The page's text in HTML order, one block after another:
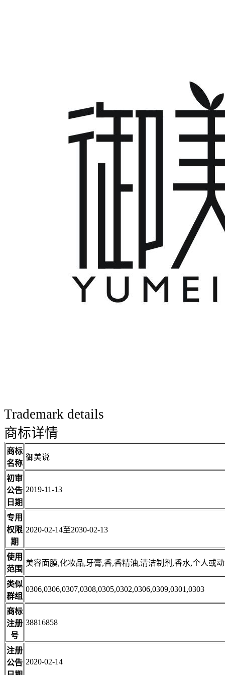
Trademark details
商标详情
商标
名称
御美说
初审
公告
日期
2019-11-13
专用
权限
期
2020-02-14至2030-02-13
使用
范围
美容面膜,化妆品,牙膏,香,香精油,清洁制剂,香水,个人或
类似
群组
0306,0306,0307,0308,0305,0302,0306,0309,0301,0303
商标
注册
号
38816858
注册
公告 2020-02-14